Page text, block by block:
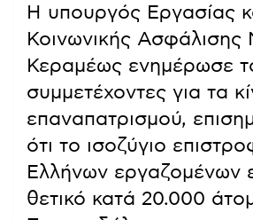
Η υπουργός Εργασίας
Κοινωνικής Ασφάλισης
Κεραμέως ενημέρωσε
συμμετέχοντες για τα
επαναπατρισμού,
ότι το ισοζύγιο
Ελλήνων εργαζομένων
θετικό κατά 20.000